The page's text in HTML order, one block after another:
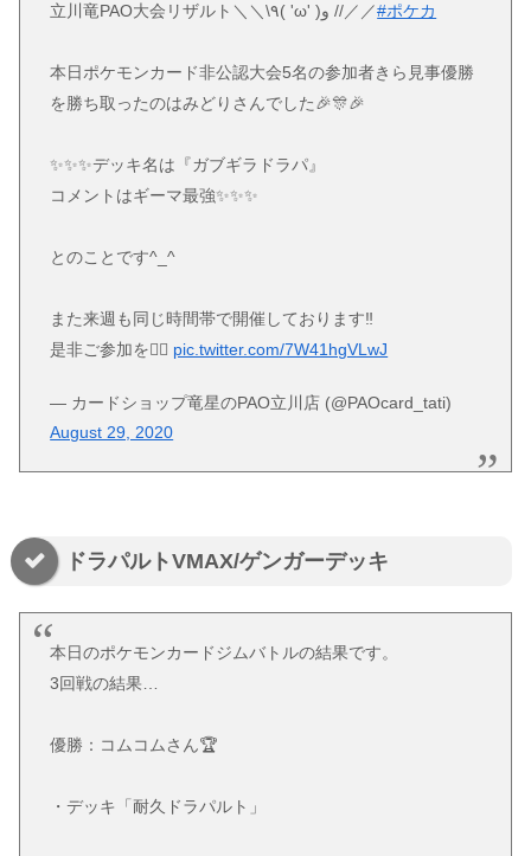
立川竜PAO大会リザルト＼＼\٩( 'ω' )و //／／#ポケカ
本日ポケモンカード非公認大会5名の参加者きら見事優勝
を勝ち取ったのはみどりさんでした🎉🎊🎉
✨✨✨デッキ名は『ガブギラドラパ』
コメントはギーマ最強✨✨✨
とのことです^_^
また来週も同じ時間帯で開催しております‼️
是非ご参加を💁‍♀️ pic.twitter.com/7W41hgVLwJ
— カードショップ竜星のPAO立川店 (@PAOcard_tati)
August 29, 2020
ドラパルトVMAX/ゲンガーデッキ
本日のポケモンカードジムバトルの結果です。
3回戦の結果…
優勝：コムコムさん🏆
・デッキ「耐久ドラパルト」